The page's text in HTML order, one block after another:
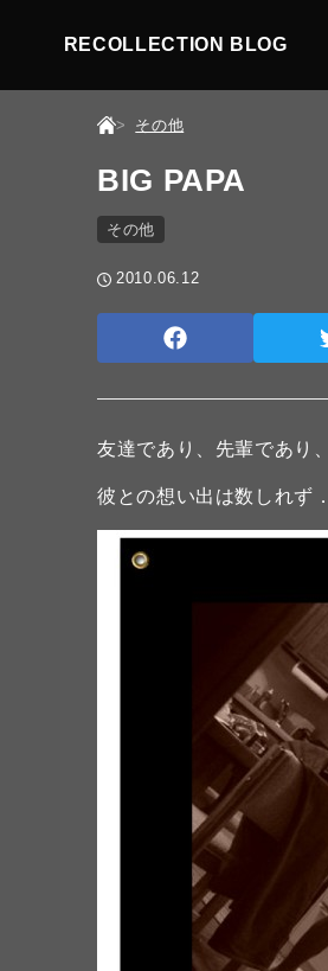
RECOLLECTION BLOG
その他
BIG PAPA
その他
2010.06.12
友達であり、先輩であり
彼との想い出は数しれず